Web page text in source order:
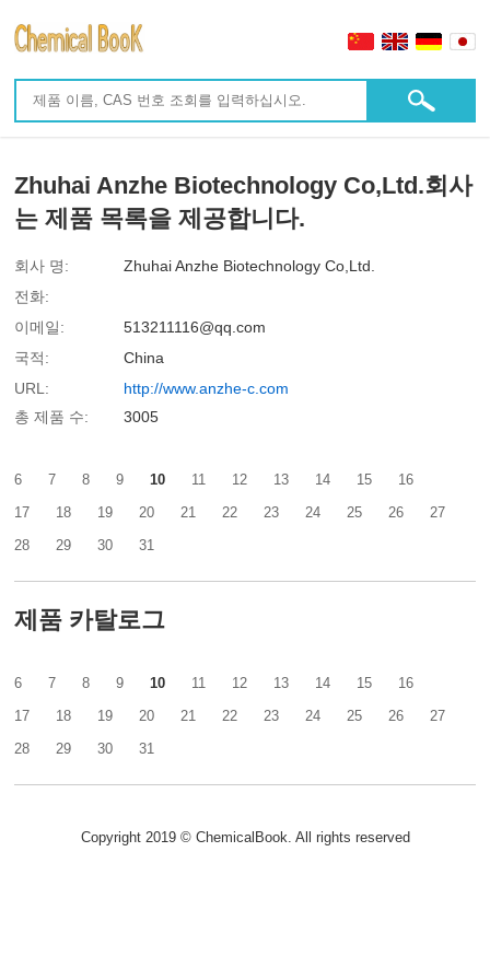
Zhuhai Anzhe Biotechnology Co,Ltd.회사
는 제품 목록을 제공합니다.
회사 명:
Zhuhai Anzhe Biotechnology Co,Ltd.
전화:
이메일:
513211116@qq.com
국적:
China
URL:
http://www.anzhe-c.com
총 제품 수:
3005
6 7 8 9 10 11 12 13 14 15
16
17
18 19 20 21 22 23 24 25 26
27
28
29 30 31
제품 카탈로그
6 7 8 9 10 11 12 13 14 15
16
17
18 19 20 21 22 23 24 25 26
27
28
29 30 31
Copyright 2019 © ChemicalBook. All rights reserved